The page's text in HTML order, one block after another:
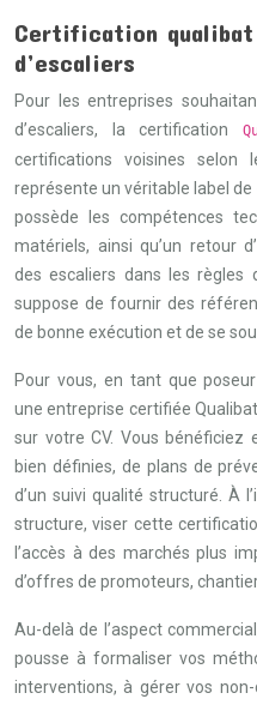
Certification qualibat
d’escaliers
Pour les entreprises
d’escaliers, la certification
certifications voisines
représente un véritable label
possède les compétences
matériels, ainsi qu’un retour
des escaliers dans les règles
suppose de fournir des
de bonne exécution et de se
Pour vous, en tant que
une entreprise certifiée
sur votre CV. Vous bénéficiez
bien définies, de plans de
d’un suivi qualité structuré. À
structure, viser cette
l’accès à des marchés plus
d’offres de promoteurs,
Au-delà de l’aspect
pousse à formaliser vos
interventions, à gérer vos